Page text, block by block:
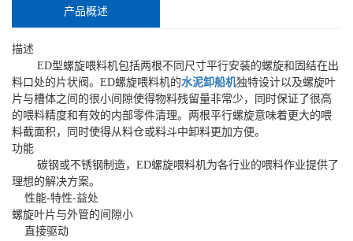
产品概述
描述
ED型螺旋喂料机包括两根不同尺寸平行安装的螺旋和固结在出
料口处的片状阀。ED螺旋喂料机的水泥卸船机独特设计以及螺旋叶
片与槽体之间的很小间隙使得物料残留量非常少，同时保证了很高
的喂料精度和有效的内部零件清理。两根平行螺旋意味着更大的喂
料截面积，同时使得从料仓或料斗中卸料更加方便。
功能
碳钢或不锈钢制造，ED螺旋喂料机为各行业的喂料作业提供了
理想的解决方案。
性能-特性-益处
螺旋叶片与外管的间隙小
直接驱动